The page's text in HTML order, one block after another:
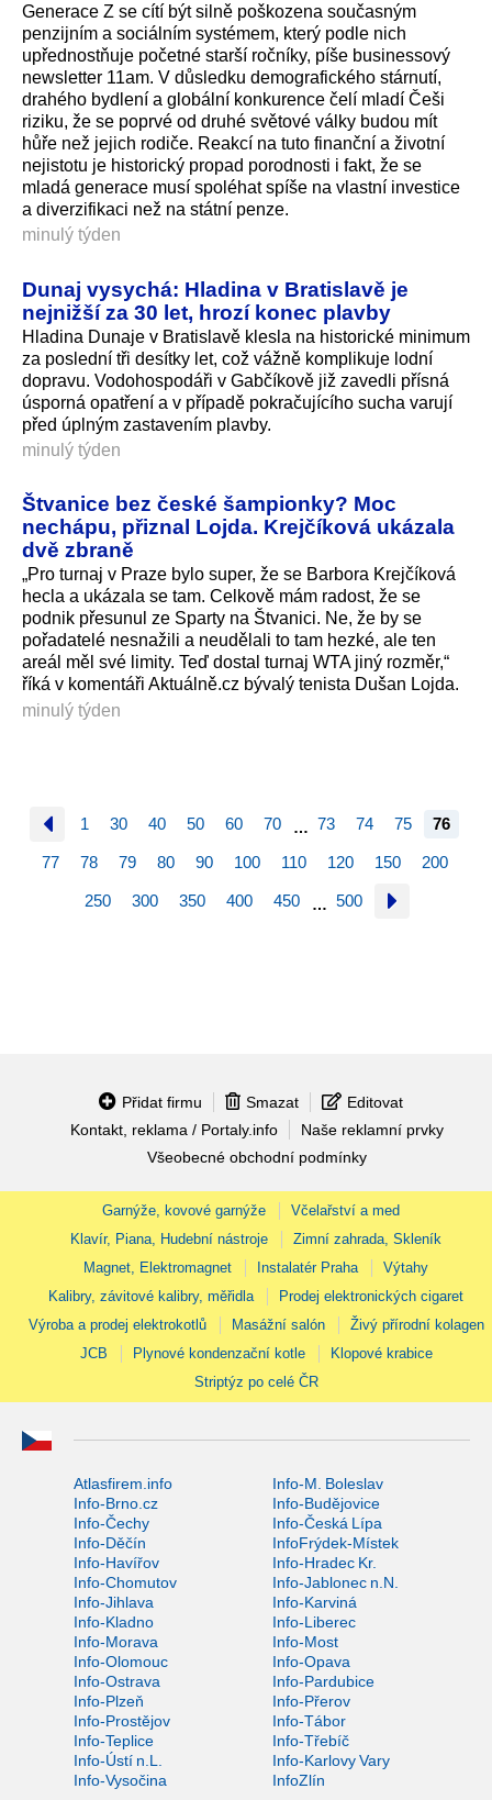
Generace Z se cítí být silně poškozena současným
penzijním a sociálním systémem, který podle nich
upřednostňuje početné starší ročníky, píše businessový
newsletter 11am. V důsledku demografického stárnutí,
drahého bydlení a globální konkurence čelí mladí Češi
riziku, že se poprvé od druhé světové války budou mít
hůře než jejich rodiče. Reakcí na tuto finanční a životní
nejistotu je historický propad porodnosti i fakt, že se
mladá generace musí spoléhat spíše na vlastní investice
a diverzifikaci než na státní penze.
minulý týden
Dunaj vysychá: Hladina v Bratislavě je
nejnižší za 30 let, hrozí konec plavby
Hladina Dunaje v Bratislavě klesla na historické minimum
za poslední tři desítky let, což vážně komplikuje lodní
dopravu. Vodohospodáři v Gabčíkově již zavedli přísná
úsporná opatření a v případě pokračujícího sucha varují
před úplným zastavením plavby.
minulý týden
Štvanice bez české šampionky? Moc
nechápu, přiznal Lojda. Krejčíková ukázala
dvě zbraně
„Pro turnaj v Praze bylo super, že se Barbora Krejčíková
hecla a ukázala se tam. Celkově mám radost, že se
podnik přesunul ze Sparty na Štvanici. Ne, že by se
pořadatelé nesnažili a neudělali to tam hezké, ale ten
areál měl své limity. Teď dostal turnaj WTA jiný rozměr,“
říká v komentáři Aktuálně.cz bývalý tenista Dušan Lojda.
minulý týden
1 30 40 50 60 70 … 73 74 75 76
77 78 79 80 90 100 110 120 150 200
250 300 350 400 450 … 500
Přidat firmu Smazat
Editovat
Kontakt, reklama / Portaly.info
Naše reklamní prvky
Všeobecné obchodní podmínky
Garnýže, kovové garnýže
Včelařství a med
Klavír, Piana, Hudební nástroje
Zimní zahrada, Skleník
Magnet, Elektromagnet
Instalatér Praha
Výtahy
Kalibry, závitové kalibry, měřidla
Prodej elektronických cigaret
Výroba a prodej elektrokotlů
Masážní salón
Živý přírodní kolagen
JCB
Plynové kondenzační kotle
Klopové krabice
Striptýz po celé ČR
Atlasfirem.info
Info-M. Boleslav
Info-Brno.cz
Info-Budějovice
Info-Čechy
Info-Česká Lípa
Info-Děčín
InfoFrýdek-Místek
Info-Havířov
Info-Hradec Kr.
Info-Chomutov
Info-Jablonec n.N.
Info-Jihlava
Info-Karviná
Info-Kladno
Info-Liberec
Info-Morava
Info-Most
Info-Olomouc
Info-Opava
Info-Ostrava
Info-Pardubice
Info-Plzeň
Info-Přerov
Info-Prostějov
Info-Tábor
Info-Teplice
Info-Třebíč
Info-Ústí n.L.
Info-Karlovy Vary
Info-Vysočina
InfoZlín